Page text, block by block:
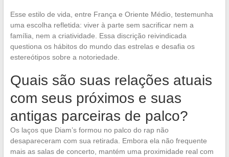
Esse estilo de vida, entre França e Oriente Médio, testemunha
uma escolha refletida: viver à parte sem sacrificar nem a
família, nem a criatividade. Essa discrição reivindicada
questiona os hábitos do mundo das estrelas e desafia os
estereótipos sobre a notoriedade.
Quais são suas relações atuais
com seus próximos e suas
antigas parceiras de palco?
Os laços que Diam’s formou no palco do rap não
desapareceram com sua retirada. Embora ela não frequente
mais as salas de concerto, mantém uma proximidade real com